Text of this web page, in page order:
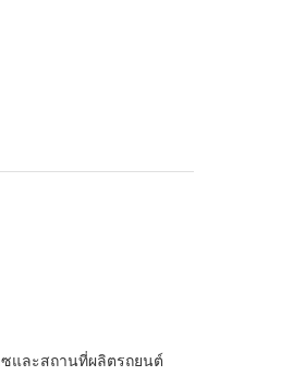
ซและสถานที่ผลิตรถยนต์